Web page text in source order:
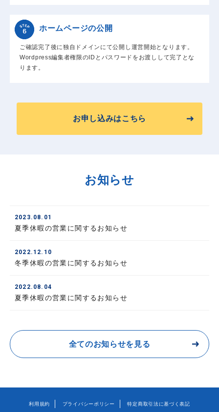
ホームページの公開
ご確認完了後に独自ドメインにて公開し運営開始となります。
Wordpress編集者権限のIDとパスワードをお渡しして完了とな
ります。
お申し込みはこちら
お知らせ
2023.08.01
夏季休暇の営業に関するお知らせ
2022.12.10
冬季休暇の営業に関するお知らせ
2022.08.04
夏季休暇の営業に関するお知らせ
全てのお知らせを見る
利用規約 プライバシーポリシー 特定商取引法に基づく表記